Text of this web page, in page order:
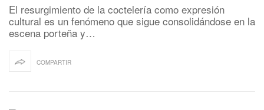
El resurgimiento de la coctelería como expresión
cultural es un fenómeno que sigue consolidándose en la
escena porteña y…
COMPARTIR